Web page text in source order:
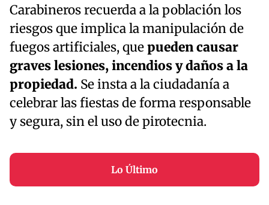
Carabineros recuerda a la población los
riesgos que implica la manipulación de
fuegos artificiales, quepueden causar
graves lesiones, incendios y daños a la
propiedad. Se insta a la ciudadanía a
celebrar las fiestas de forma responsable
y segura, sin el uso de pirotecnia.
Lo Último